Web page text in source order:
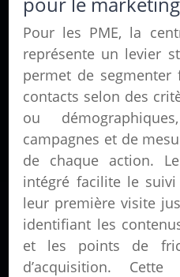
Pour les PME, la
représente un levier
permet de segmenter
contacts selon des
ou
campagnes et de
de chaque action. Le
intégré facilite le
leur première visite
identifiant les
et les points de
d’acquisition.